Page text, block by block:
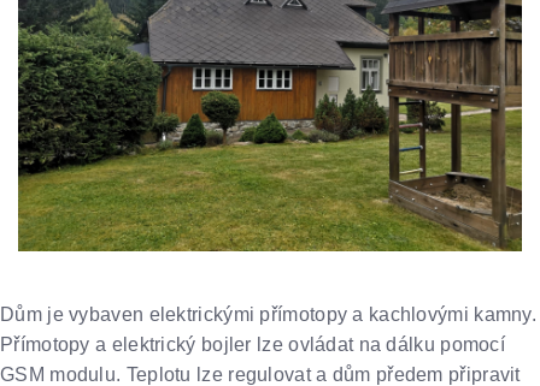
Dům je vybaven elektrickými přímotopy a kachlovými kamny.
Přímotopy a elektrický bojler lze ovládat na dálku pomocí
GSM modulu. Teplotu lze regulovat a dům předem připravit